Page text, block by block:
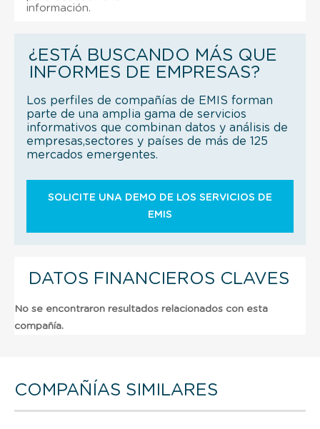
información.
¿ESTÁ BUSCANDO MÁS QUE
INFORMES DE EMPRESAS?
Los perfiles de compañías de EMIS forman
parte de una amplia gama de servicios
informativos que combinan datos y análisis de
empresas,sectores y países de más de 125
mercados emergentes.
SOLICITE UNA DEMO DE LOS SERVICIOS DE
EMIS
DATOS FINANCIEROS CLAVES
No se encontraron resultados relacionados con esta
compañía.
COMPAÑÍAS SIMILARES